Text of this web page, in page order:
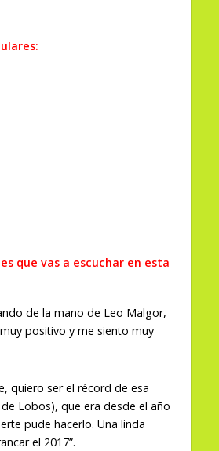
que vas a escuchar en esta
de la mano de Leo Malgor,
positivo y me siento muy
quiero ser el récord de esa
Lobos), que era desde el año
pude hacerlo. Una linda
el 2017”.